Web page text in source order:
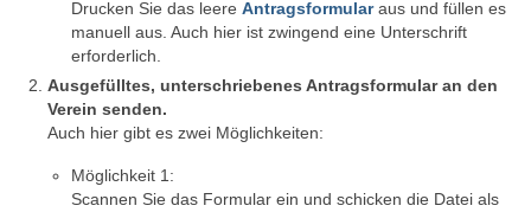
Drucken Sie das leere Antragsformularaus und füllen es
manuell aus. Auch hier ist zwingend eine Unterschrift
erforderlich.
Ausgefülltes, unterschriebenes Antragsformular an den
Verein senden.
Auch hier gibt es zwei Möglichkeiten:
Möglichkeit 1:
Scannen Sie das Formular ein und schicken die Datei als